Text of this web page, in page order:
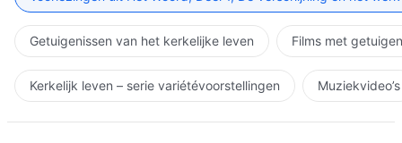
Getuigenissen van het kerkelijke leven Films met
Kerkelijk leven – serie variétévoorstellingen Muziekvideo’s